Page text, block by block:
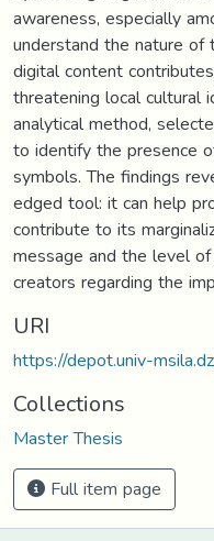
awareness, especially
understand the nature
digital content
threatening local cultural
analytical method,
to identify the presence
symbols. The findings
edged tool: it can help
contribute to its
message and the level
creators regarding the
URI
https://depot.univ-
Collections
Master Thesis
Full item page